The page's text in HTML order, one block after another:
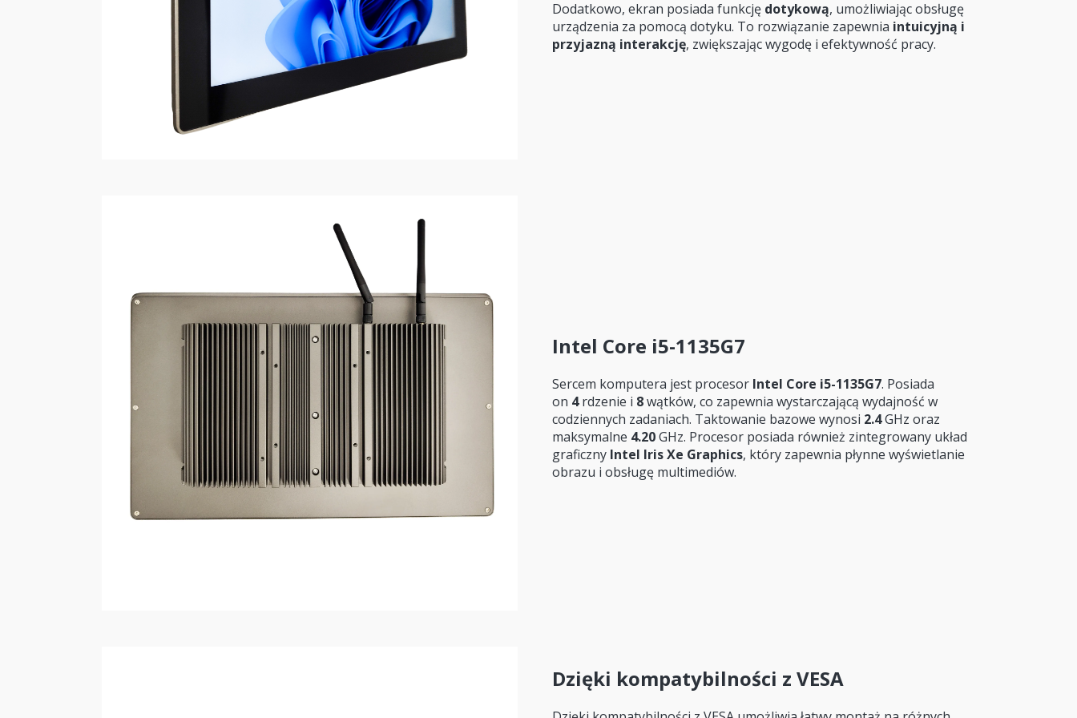
Dodatkowo, ekran posiada funkcję dotykową, umożliwiając obsługę
urządzenia za pomocą dotyku. To rozwiązanie zapewnia intuicyjną i
przyjazną interakcję, zwiększając wygodę i efektywność pracy.
Intel Core i5-1135G7
Sercem komputera jest procesor Intel Core i5-1135G7. Posiada
on 4rdzenie i 8wątków, co zapewnia wystarczającą wydajność w
codziennych zadaniach. Taktowanie bazowe wynosi 2.4GHz oraz
maksymalne 4.20GHz. Procesor posiada również zintegrowany układ
graficzny Intel Iris Xe Graphics, który zapewnia płynne wyświetlanie
obrazu i obsługę multimediów.
Dzięki kompatybilności z VESA